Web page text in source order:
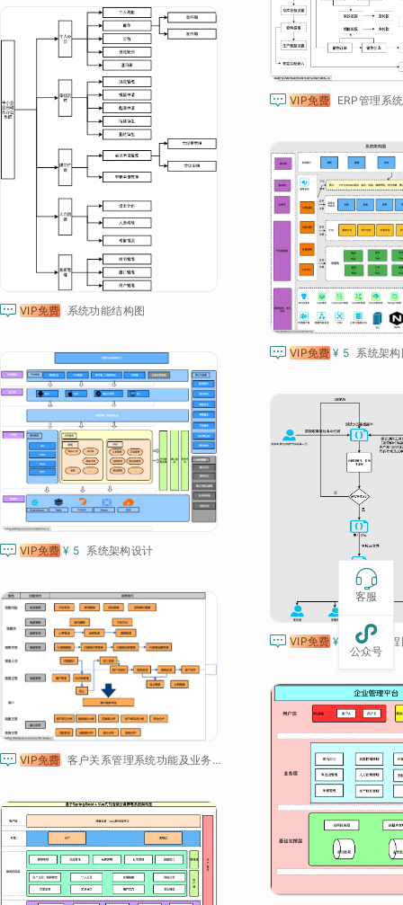
 VIP免费 ERP管理系
 VIP免费 系统功能结构图
 VIP免费 ¥ 5 系统架
 VIP免费 ¥ 5 系统架构设计
 VIP免费 ¥ 5 系统流程
 VIP免费 客户关系管理系统功能及业务流程

客服

公众号